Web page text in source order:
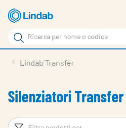
Vai
contenuto
principale
Cerca
Cerca
Soluzioni
Downloads
Lindab Transfer
Silenziatori Transfer
Filtri